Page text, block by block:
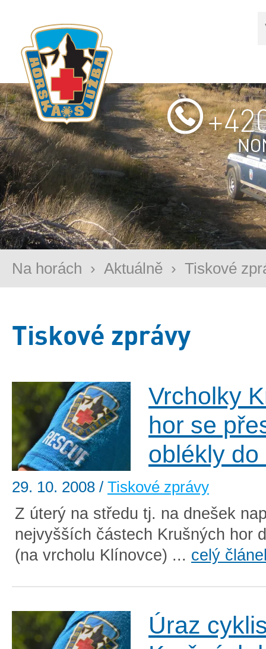
Na horách › Aktuálně › Tiskové
Tiskové zprávy
Vrcholky
hor se
oblékly
29. 10. 2008 / Tiskové zprávy
Z úterý na středu tj. na dnešek
nejvyšších částech Krušných hor
(na vrcholu Klínovce) ... celý
Úraz